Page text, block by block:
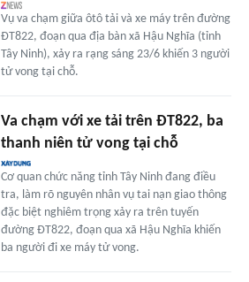
Vụ va chạm giữa ôtô tải và xe máy trên đường
ĐT822, đoạn qua địa bàn xã Hậu Nghĩa (tỉnh
Tây Ninh), xảy ra rạng sáng 23/6 khiến 3 người
tử vong tại chỗ.
Va chạm với xe tải trên ĐT822, ba
thanh niên tử vong tại chỗ
Cơ quan chức năng tỉnh Tây Ninh đang điều
tra, làm rõ nguyên nhân vụ tai nạn giao thông
đặc biệt nghiêm trọng xảy ra trên tuyến
đường ĐT822, đoạn qua xã Hậu Nghĩa khiến
ba người đi xe máy tử vong.